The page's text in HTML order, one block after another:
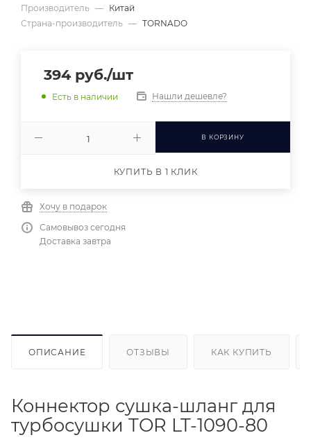
Производитель — Китай
Страна-производитель — TORNADO
394руб./шт
Есть в наличии Нашли дешевле?
В КОРЗИНУ
КУПИТЬ В 1 КЛИК
Хочу в подарок
Самовывоз сегодня
Доставка завтра
ОПИСАНИЕ ОТЗЫВЫ КАК КУПИТЬ
Коннектор сушка-шланг для
турбосушки TOR LT-1090-80